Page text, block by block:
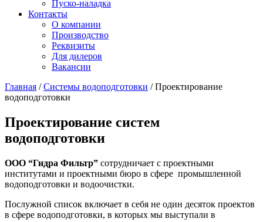
Пуско-наладка
Контакты
О компании
Производство
Реквизиты
Для дилеров
Вакансии
Главная /Системы водоподготовки /Проектирование
водоподготовки
Проектирование систем
водоподготовки
ООО “Гидра Фильтр” сотрудничает с проектными
институтами и проектными бюро в сфере промышленной
водоподготовки и водоочистки.
Послужной список включает в себя не один десяток проектов
в сфере водоподготовки, в которых мы выступали в